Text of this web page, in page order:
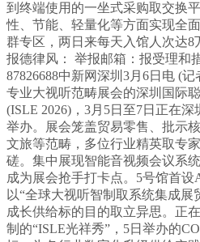
到终端使用的一坐式采购取交换
性、节能、轻量化等方面实现全
群专区，两日来每天入馆人次达
报德律风： 举报邮箱：报受理和
87826688中新网深圳3月6日电 (
专业大视听范畴展会的深圳国际
(ISLE 2026)，3月5日至7日正在
举办。展会笼盖贸易零售、批示
文旅等范畴，多位行业精英取专
磋。集中展现智能音视频会议系
成为展会抢手打卡点。5号馆首
以“全球大视听智制取系统集成
成长供给标的目的取立异思。正
制的“ISLE光祥秀”，5日举办的